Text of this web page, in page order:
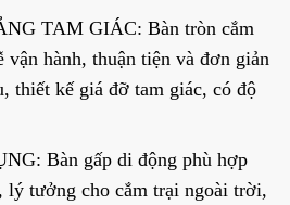
TAM GIÁC: Bàn tròn cắm
vận hành, thuận tiện và đơn giản
thiết kế giá đỡ tam giác, có độ
Bàn gấp di động phù hợp
lý tưởng cho cắm trại ngoài trời,